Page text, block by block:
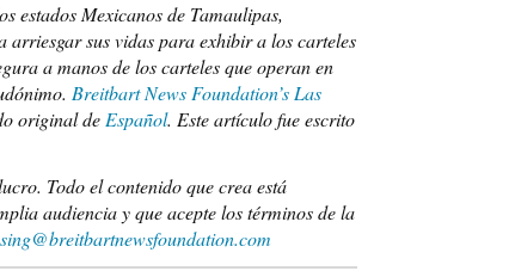
Mexicanos de Tamaulipas,
sus vidas para exhibir a los carteles
a manos de los carteles que operan en
Breitbart News Foundation’s Las
original de Español. Este artículo fue escrito
Todo el contenido que crea está
audiencia y que acepte los términos de la